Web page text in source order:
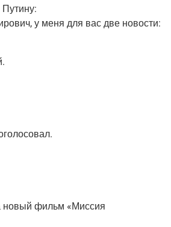
у меня для вас две ново­сти:
новый фильм «Мис­сия